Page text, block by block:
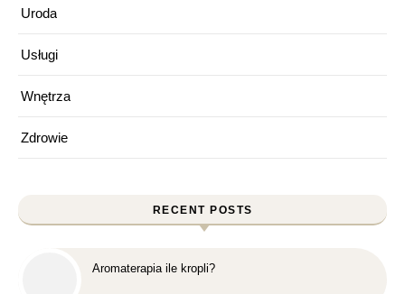
Uroda
Usługi
Wnętrza
Zdrowie
RECENT POSTS
Aromaterapia ile kropli?